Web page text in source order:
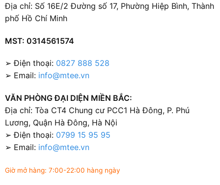
Địa chỉ: Số 16E/2 Đường số 17, Phường Hiệp Bình, Thành
phố Hồ Chí Minh
MST: 0314561574
➢ Điện thoại: 0827 888 528
➢ Email: info@mtee.vn
VĂN PHÒNG ĐẠI DIỆN MIỀN BẮC:
Địa chỉ: Tòa CT4 Chung cư PCC1 Hà Đông, P. Phú
Lương, Quận Hà Đông, Hà Nội
➢ Điện thoại: 0799 15 95 95
➢ Email: info@mtee.vn
Giờ mở hàng: 7:00-22:00 hàng ngày